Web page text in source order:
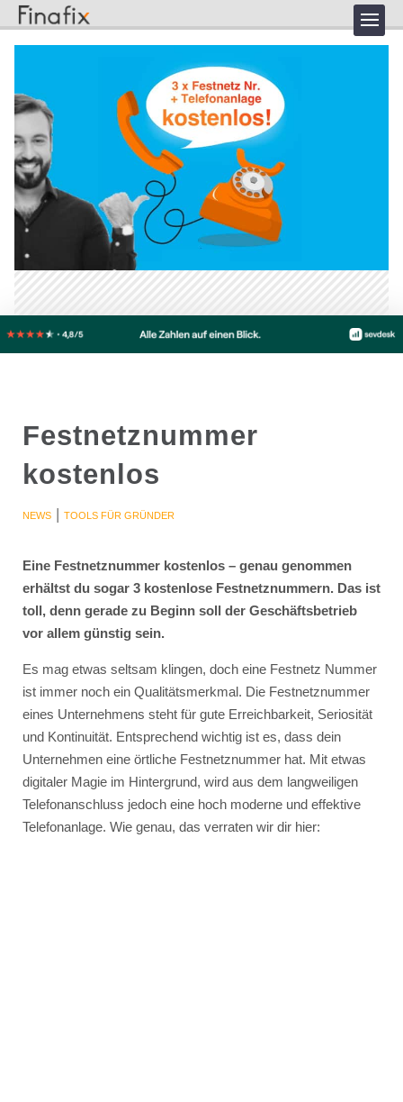
Festnetznummer
kostenlos
NEWS| TOOLS FÜR GRÜNDER
Eine Festnetznummer kostenlos – genau genommen
erhältst du sogar 3 kostenlose Festnetznummern. Das ist
toll, denn gerade zu Beginn soll der Geschäftsbetrieb
vor allem günstig sein.
Es mag etwas seltsam klingen, doch eine Festnetz Nummer
ist immer noch ein Qualitätsmerkmal. Die Festnetznummer
eines Unternehmens steht für gute Erreichbarkeit, Seriosität
und Kontinuität. Entsprechend wichtig ist es, dass dein
Unternehmen eine örtliche Festnetznummer hat. Mit etwas
digitaler Magie im Hintergrund, wird aus dem langweiligen
Telefonanschluss jedoch eine hoch moderne und effektive
Telefonanlage. Wie genau, das verraten wir dir hier: